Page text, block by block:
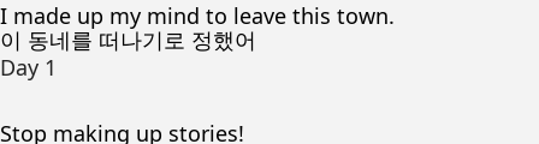
I made up my mind to leave this town.
이 동네를 떠나기로 정했어
Day 1
Stop making up stories!